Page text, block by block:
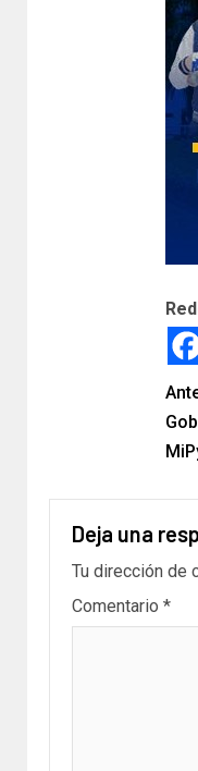
Deja una
Tu dirección de
Comentario *